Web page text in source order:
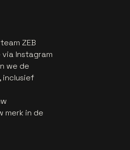
ZEB
Instagram
we de
inclusief
merk in de